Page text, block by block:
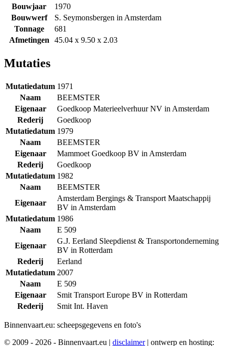
Bouwjaar
1970
Bouwwerf
S. Seymonsbergen in Amsterdam
Tonnage
681
Afmetingen
45.04 x 9.50 x 2.03
Mutaties
Mutatiedatum 1971
Naam
BEEMSTER
Eigenaar
Goedkoop Materieelverhuur NV in Amsterdam
Rederij
Goedkoop
Mutatiedatum 1979
Naam
BEEMSTER
Eigenaar
Mammoet Goedkoop BV in Amsterdam
Rederij
Goedkoop
Mutatiedatum 1982
Naam
BEEMSTER
Eigenaar
Amsterdam Bergings & Transport Maatschappij
BV in Amsterdam
Mutatiedatum 1986
Naam
E 509
Eigenaar
G.J. Eerland Sleepdienst & Transportonderneming
BV in Rotterdam
Rederij
Eerland
Mutatiedatum 2007
Naam
E 509
Eigenaar
Smit Transport Europe BV in Rotterdam
Rederij
Smit Int. Haven
Binnenvaart.eu: scheepsgegevens en foto's
© 2009 - 2026 - Binnenvaart.eu | disclaimer | ontwerp en hosting: